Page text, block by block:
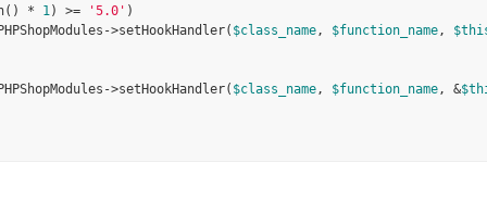
* 1) >= '5.0'
>setHookHandler( $class_name, $function_name,
>setHookHandler( $class_name, $function_name, &